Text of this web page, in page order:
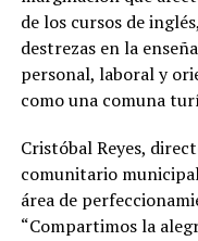
de los cursos de
destrezas en la
personal, laboral y
como una comuna
Cristóbal Reyes,
comunitario
área de
“Compartimos la